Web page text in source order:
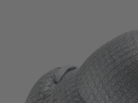
PRODUKTE